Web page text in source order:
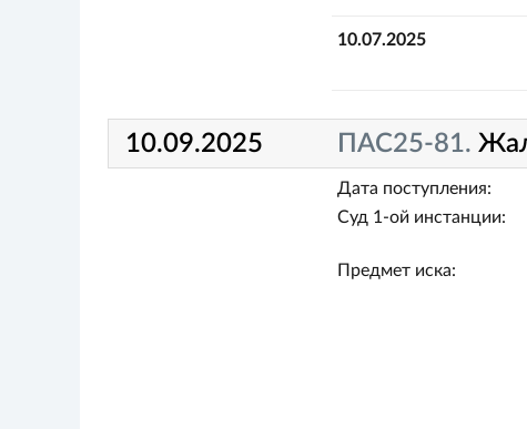
10.07.2025
10.09.2025 ПАС25-81.
Дата поступления:
Суд 1-ой инстанции:
Предмет иска: